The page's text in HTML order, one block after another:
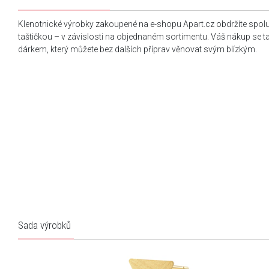
Klenotnické výrobky zakoupené na e-shopu Apart.cz obdržíte
taštičkou – v závislosti na objednaném sortimentu. Váš nákup se
dárkem, který můžete bez dalších příprav věnovat svým blízkým.
Sada výrobků